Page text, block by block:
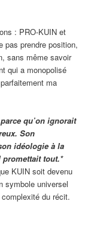
: PRO-KUIN et
pas prendre position,
sans même savoir
qui a monopolisé
ma
qu’on ignorait
Son
idéologie à la
tout.*
KUIN soit devenu
symbole universel
du récit.